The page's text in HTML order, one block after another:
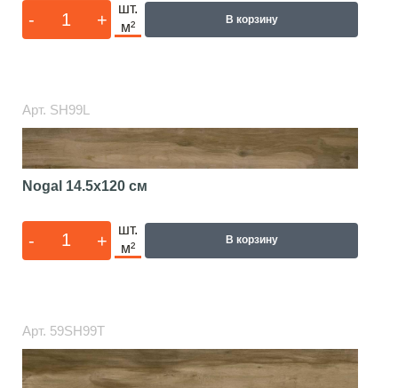
- +
шт.
м²
В корзину
Арт. SH99L
Nogal 14.5x120 см
- +
шт.
м²
В корзину
Арт. 59SH99T